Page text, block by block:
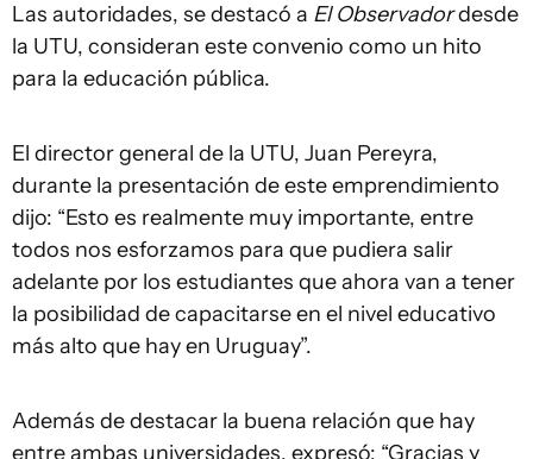
Las autoridades, se destacó a El Observadordesde
la UTU, consideran este convenio como un hito
para la educación pública.
El director general de la UTU, Juan Pereyra,
durante la presentación de este emprendimiento
dijo: “Esto es realmente muy importante, entre
todos nos esforzamos para que pudiera salir
adelante por los estudiantes que ahora van a tener
la posibilidad de capacitarse en el nivel educativo
más alto que hay en Uruguay”.
Además de destacar la buena relación que hay
entre ambas universidades, expresó: “Gracias y